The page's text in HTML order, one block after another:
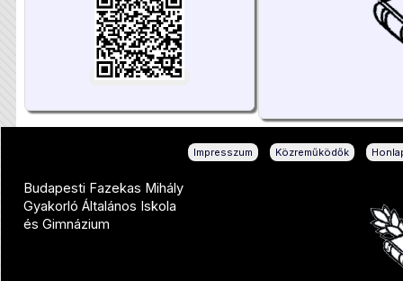
Impresszum Közreműködők
Budapesti Fazekas Mihály
Gyakorló Általános Iskola
és Gimnázium